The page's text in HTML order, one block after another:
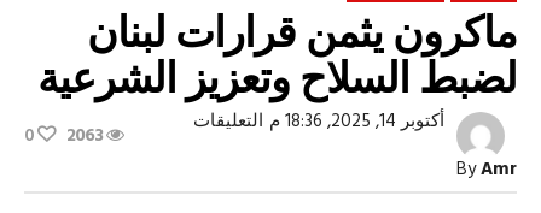
ماكرون يثمن قرارات لبنان
لضبط السلاح وتعزيز الشرعية
ByAmr
أكتوبر 14, 2025, 18:36 م التعليقاتعلى
لبنان
2063
0